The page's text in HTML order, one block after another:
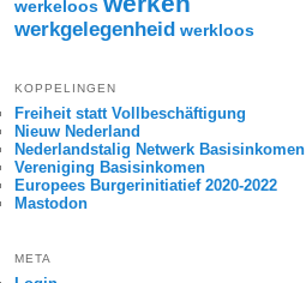
werkeloos
werkgelegenheid werkloos
KOPPELINGEN
Freiheit statt Vollbeschäftigung
Nieuw Nederland
Nederlandstalig Netwerk Basisinkomen
Vereniging Basisinkomen
Europees Burgerinitiatief 2020-2022
Mastodon
META